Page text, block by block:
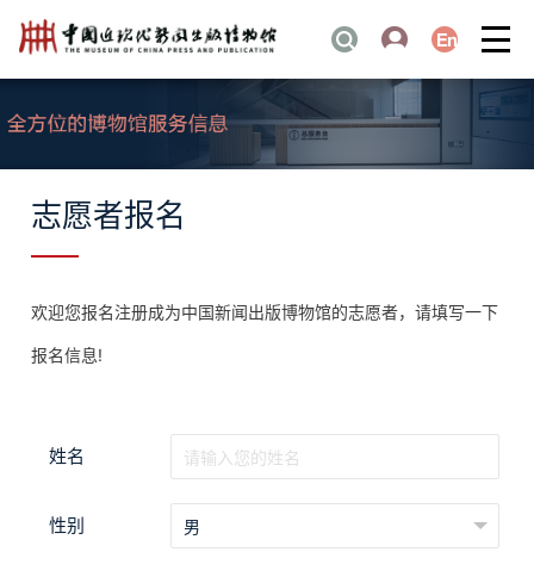
志愿者报名
欢迎您报名注册成为中国新闻出版博物馆的志愿者，请填写一下
报名信息!
姓名
性别